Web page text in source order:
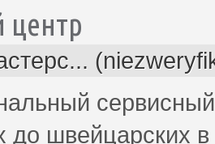
центр
до швейцарских